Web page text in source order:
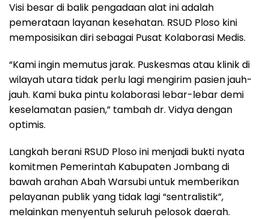
Visi besar di balik pengadaan alat ini adalah
pemerataan layanan kesehatan. RSUD Ploso kini
memposisikan diri sebagai Pusat Kolaborasi Medis.
“Kami ingin memutus jarak. Puskesmas atau klinik di
wilayah utara tidak perlu lagi mengirim pasien jauh-
jauh. Kami buka pintu kolaborasi lebar-lebar demi
keselamatan pasien,” tambah dr. Vidya dengan
optimis.
Langkah berani RSUD Ploso ini menjadi bukti nyata
komitmen Pemerintah Kabupaten Jombang di
bawah arahan Abah Warsubi untuk memberikan
pelayanan publik yang tidak lagi “sentralistik”,
melainkan menyentuh seluruh pelosok daerah.